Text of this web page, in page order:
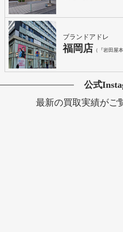
ブランドアドレ
福岡店 （『岩田屋
公式
最新の買取実績がご